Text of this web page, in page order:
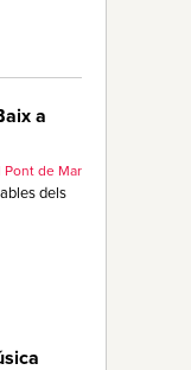
a
Pont de Mar
dels